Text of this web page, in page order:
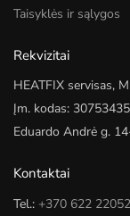
Taisyklės ir sąlygos
Rekvizitai
HEATFIX servisas,
Įm. kodas:
Eduardo Andrė g.
Kontaktai
Tel.: +370 622 22052